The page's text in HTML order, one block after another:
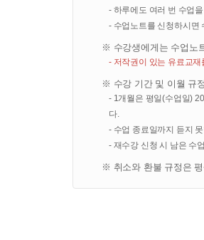
- 회사는 회원가입, 상담, 서
ο 수집항목 : 이름, 생년월
ο 신용카드·은행계좌 정보
이 파기됩니다.
ο 개인정보 수집방법 : 홈
통한 수집
4. 개인정보의 보유
는 경우 회사는 아래와 같
- 하루에도 여러 번 수업
- 수업노트를 신청하시면
※ 수강생에게는 수업노
- 저작권이 있는 유료교
※ 수강 기간 및 이월 규정
- 1개월은 평일(수업일)
다.
- 수업 종료일까지 듣지
- 재수강 신청 시 남은 수
※ 취소와 환불 규정은